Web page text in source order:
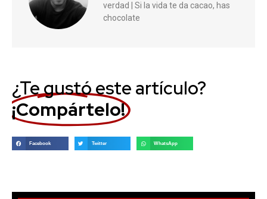
verdad | Si la vida te da cacao, has
chocolate
¿Te gustó este artículo?
¡Compártelo!
Facebook Twitter WhatsApp